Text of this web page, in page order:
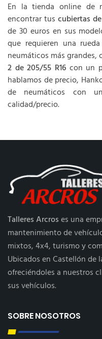
En la tienda online de
encontrar tuscubiertas
de 30 euros en sus
que requieren una
neumáticos más grandes,
2 de 205/55 R16 con un
hablamos de precio,
de neumáticos con
calidad/precio.
Talleres Arcroses una
mantenimiento de
mixtos, 4x4, turismo y
Ubicados en Castellón de
ofreciéndoles a nuestros
sus vehículos.
SOBRE NOSOTROS